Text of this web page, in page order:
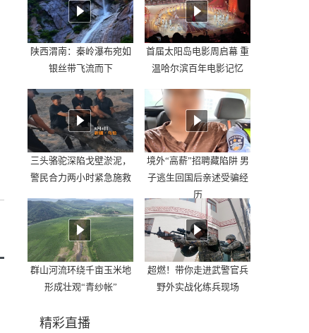
陕西渭南：秦岭瀑布宛如
银丝带飞流而下
首届太阳岛电影周启幕 重
温哈尔滨百年电影记忆
三头骆驼深陷戈壁淤泥，
警民合力两小时紧急施救
境外“高薪”招聘藏陷阱 男
子逃生回国后亲述受骗经
历
群山河流环绕千亩玉米地
形成壮观“青纱帐”
超燃！带你走进武警官兵
野外实战化练兵现场
精彩直播